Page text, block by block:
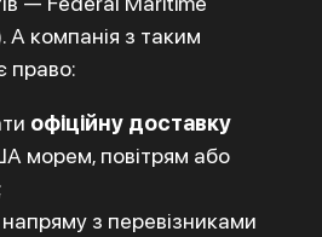
А компанія з таким
право:
офіційну доставку
морем, повітрям або
з перевізниками